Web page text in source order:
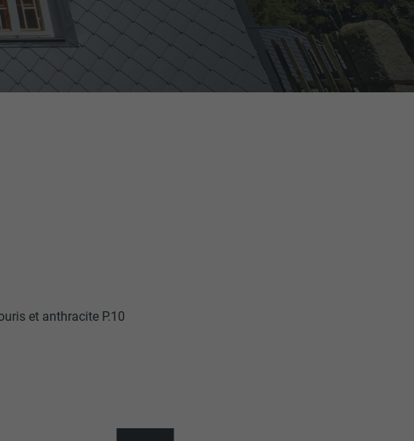
et anthracite P.10